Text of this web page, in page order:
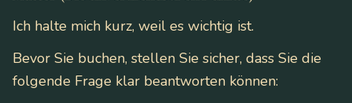
Ich halte mich kurz, weil es wichtig ist.
Bevor Sie buchen, stellen Sie sicher, dass Sie die
folgende Frage klar beantworten können: